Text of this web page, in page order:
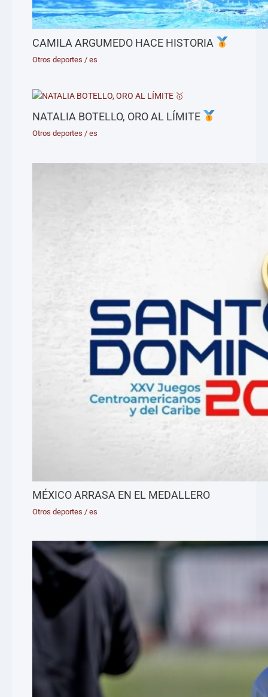
CAMILA ARGUMEDO HACE HISTORIA
Otros deportes /es
NATALIA BOTELLO, ORO AL LÍMITE
Otros deportes /es
MÉXICO ARRASA EN EL MEDALLERO
Otros deportes /es